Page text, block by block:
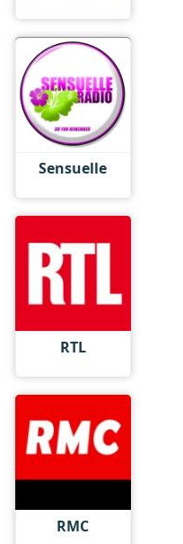
Sensuelle
RTL
RMC